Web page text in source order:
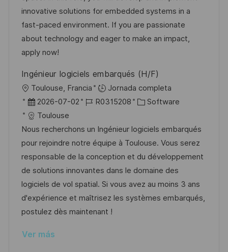
n
i
ó
n
d
e
p
u
l
i
c
a
c
i
ó
n
m
p
l
o
r
í
innovative solutions for embedded systems in a
fast-paced environment. If you are passionate
about technology and eager to make an impact,
apply now!
Ingénieur logiciels embarqués (H/F)
U
b
c
a
c
i
ó
n
Toulouse, Francia
Jornada completa
F
e
c
h
a
d
e
p
u
l
2026-07-02
I
d
e
e
m
p
l
e
R0315208
C
t
e
g
o
r
í
Software
Toulouse
Nous recherchons un Ingénieur logiciels embarqués
pour rejoindre notre équipe à Toulouse. Vous serez
responsable de la conception et du développement
de solutions innovantes dans le domaine des
logiciels de vol spatial. Si vous avez au moins 3 ans
d'expérience et maîtrisez les systèmes embarqués,
postulez dès maintenant !
Ver más